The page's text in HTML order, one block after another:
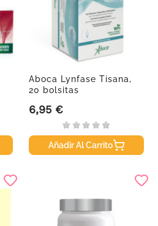
Aboca Lynfase Tisana,
20 bolsitas
Precio
6,95 €
Añadir Al Carrito